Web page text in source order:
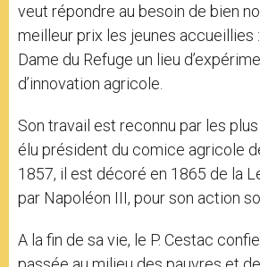
veut répondre au besoin de bien
meilleur prix les jeunes accueillies
Dame du Refuge un lieu
d’innovation agricole.
Son travail est reconnu par les
élu président du comice agricole
1857, il est décoré en 1865 de la
par Napoléon III, pour son action
A la fin de sa vie, le P. Cestac